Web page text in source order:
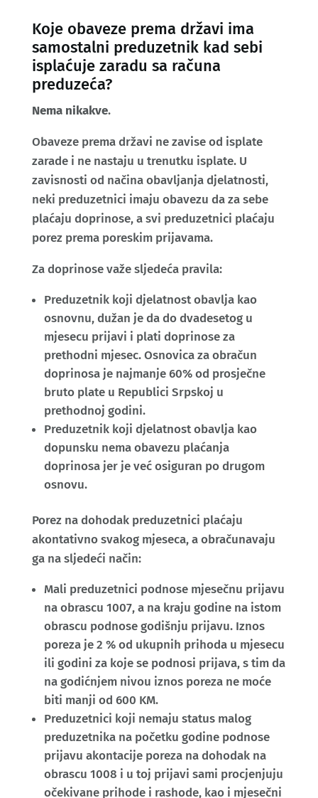
Koje obaveze prema državi ima
samostalni preduzetnik kad sebi
isplaćuje zaradu sa računa
preduzeća?
Nema nikakve.
Obaveze prema državi ne zavise od isplate
zarade i ne nastaju u trenutku isplate. U
zavisnosti od načina obavljanja djelatnosti,
neki preduzetnici imaju obavezu da za sebe
plaćaju doprinose, a svi preduzetnici plaćaju
porez prema poreskim prijavama.
Za doprinose važe sljedeća pravila:
Preduzetnik koji djelatnost obavlja kao
osnovnu, dužan je da do dvadesetog u
mjesecu prijavi i plati doprinose za
prethodni mjesec. Osnovica za obračun
doprinosa je najmanje 60% od prosječne
bruto plate u Republici Srpskoj u
prethodnoj godini.
Preduzetnik koji djelatnost obavlja kao
dopunsku nema obavezu plaćanja
doprinosa jer je već osiguran po drugom
osnovu.
Porez na dohodak preduzetnici plaćaju
akontativno svakog mjeseca, a obračunavaju
ga na sljedeći način:
Mali preduzetnici podnose mjesečnu prijavu
na obrascu 1007, a na kraju godine na istom
obrascu podnose godišnju prijavu. Iznos
poreza je 2 % od ukupnih prihoda u mjesecu
ili godini za koje se podnosi prijava, s tim da
na godićnjem nivou iznos poreza ne moće
biti manji od 600 KM.
Preduzetnici koji nemaju status malog
preduzetnika na početku godine podnose
prijavu akontacije poreza na dohodak na
obrascu 1008 i u toj prijavi sami procjenjuju
očekivane prihode i rashode, kao i mjesečni